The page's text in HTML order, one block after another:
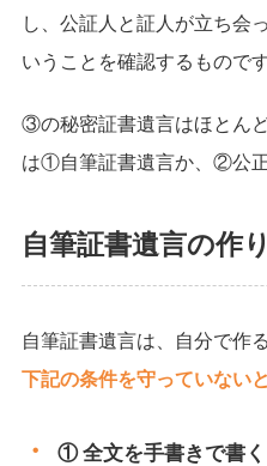
し、公証人と証人が立ち会
いうことを確認するものです
③の秘密証書遺言はほとん
は①自筆証書遺言か、②公正
自筆証書遺言の作
自筆証書遺言は、自分で作
下記の条件を守っていない
① 全文を手書きで書